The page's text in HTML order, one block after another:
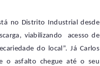
no Distrito Industrial desde
viabilizando acesso de
do local”. Já Carlos
o asfalto chegue até o seu